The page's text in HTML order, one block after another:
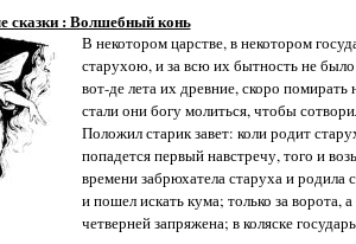
сказки : Волшебный конь
В некотором царстве, в некотором
старухою, и за всю их бытность не
вот-де лета их древние, скоро помирать
стали они богу молиться, чтобы
Положил старик завет: коли родит
попадется первый навстречу, того и
времени забрюхатела старуха и родила
и пошел искать кума; только за ворота,
четверней запряжена; в коляске